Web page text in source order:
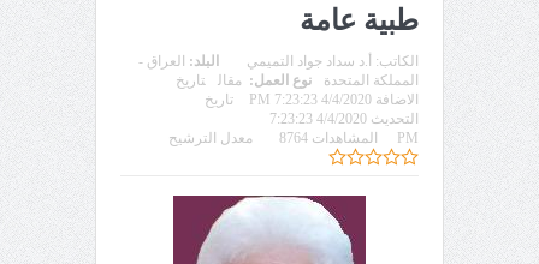
طبية عامة
الكاتب: أ.د سداد جواد التميمي البلد: العراق -
المملكة المتحدة
نوع العمل: مقال
تاريخ
الاضافة 4/4/2020 7:23:23 PM
تاريخ
التحديث 4/4/2020 7:23:23
PM
المشاهدات 8764 معدل الترشيح